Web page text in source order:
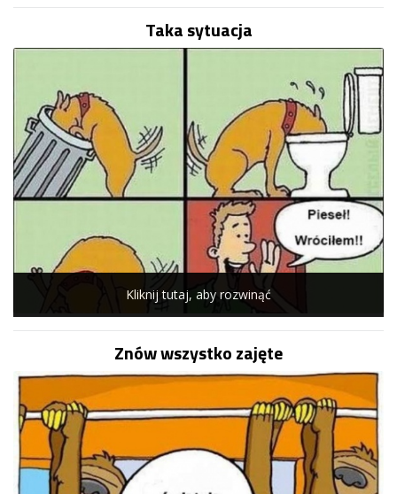
Taka sytuacja
Kliknij tutaj, aby rozwinąć
Znów wszystko zajęte